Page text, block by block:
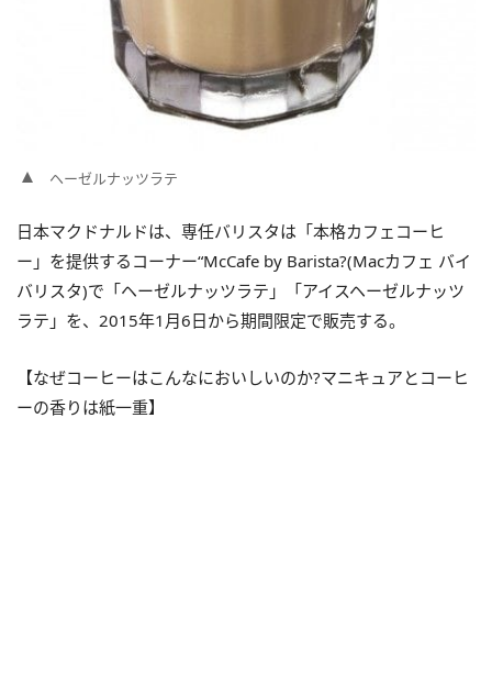
ヘーゼルナッツラテ
日本マクドナルドは、専任バリスタは「本格カフェコーヒ
ー」を提供するコーナー“McCafe by Barista?(Macカフェ バイ
バリスタ)で「ヘーゼルナッツラテ」「アイスヘーゼルナッツ
ラテ」を、2015年1月6日から期間限定で販売する。
【なぜコーヒーはこんなにおいしいのか?マニキュアとコーヒ
ーの香りは紙一重】